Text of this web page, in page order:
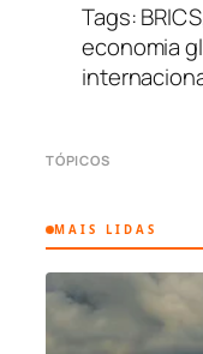
Tags:
economia
TÓPICOS
MAIS LIDAS